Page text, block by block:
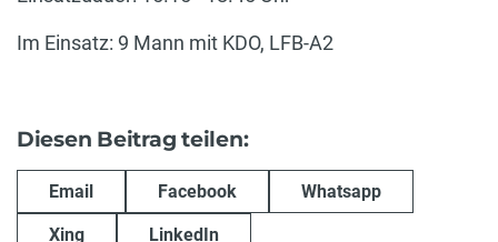
Im Einsatz: 9 Mann mit KDO, LFB-A2
Diesen Beitrag teilen:
Email Facebook Whatsapp
Xing LinkedIn